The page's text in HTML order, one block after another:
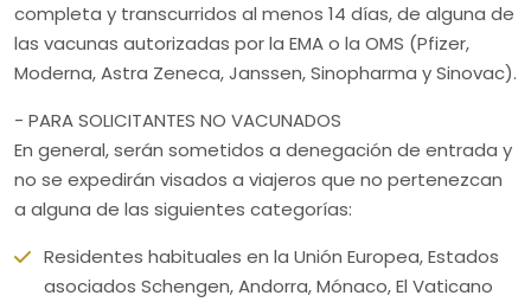
completa y transcurridos al menos 14 días, de alguna de
las vacunas autorizadas por la EMA o la OMS (Pfizer,
Moderna, Astra Zeneca, Janssen, Sinopharma y Sinovac).
- PARA SOLICITANTES NO VACUNADOS
En general, serán sometidos a denegación de entrada y
no se expedirán visados a viajeros que no pertenezcan
a alguna de las siguientes categorías:
Residentes habituales en la Unión Europea, Estados
asociados Schengen, Andorra, Mónaco, El Vaticano